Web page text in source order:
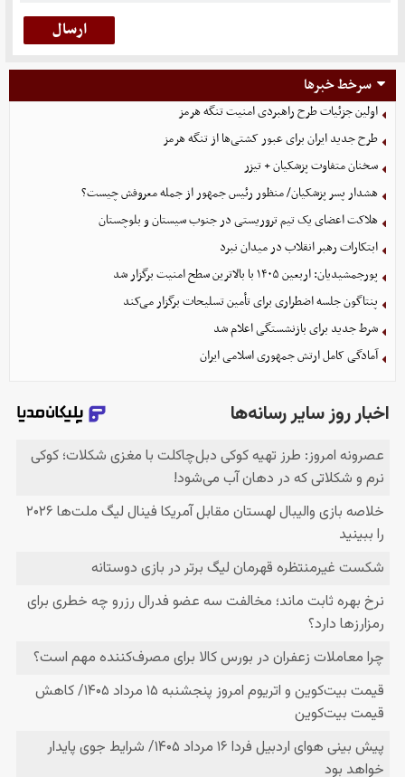
سرخط خبرها
اولین جزئیات طرح راهبردی امنیت تنگه هرمز
طرح جدید ایران برای عبور کشتی‌ها از تنگه هرمز
سخنان متفاوت پزشکیان + تیزر
هشدار پسر پزشکیان/ منظور رئیس جمهور از جمله معروفش چیست؟
هلاکت اعضای یک تیم تروریستی در جنوب سیستان و بلوچستان
ابتکارات رهبر انقلاب در میدان نبرد
پورجمشیدیان: اربعین ۱۴۰۵ با بالاترین سطح امنیت برگزار شد
پنتاگون جلسه اضطراری برای تأمین تسلیحات برگزار می‌کند
شرط جدید برای بازنشستگی اعلام شد
آمادگی کامل ارتش جمهوری اسلامی ایران